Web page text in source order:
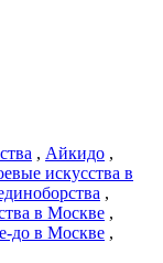
, Айкидо ,
искусства в
,
в Москве ,
до в Москве ,